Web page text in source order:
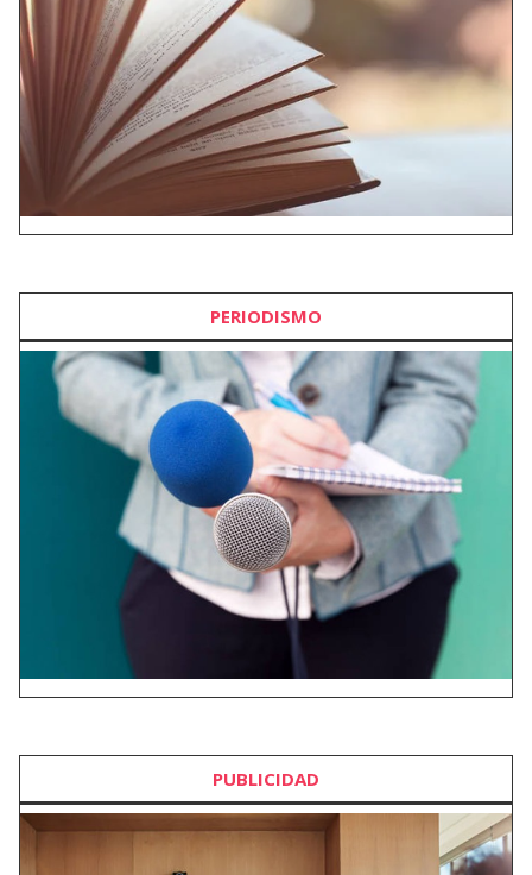
PERIODISMO
PUBLICIDAD